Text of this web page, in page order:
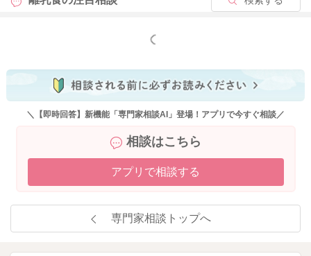
もっと見る
＼【即時回答】新機能「専門家相談AI」登場！アプリで今すぐ相談／
相談はこちら
アプリで相談する
専門家相談トップへ